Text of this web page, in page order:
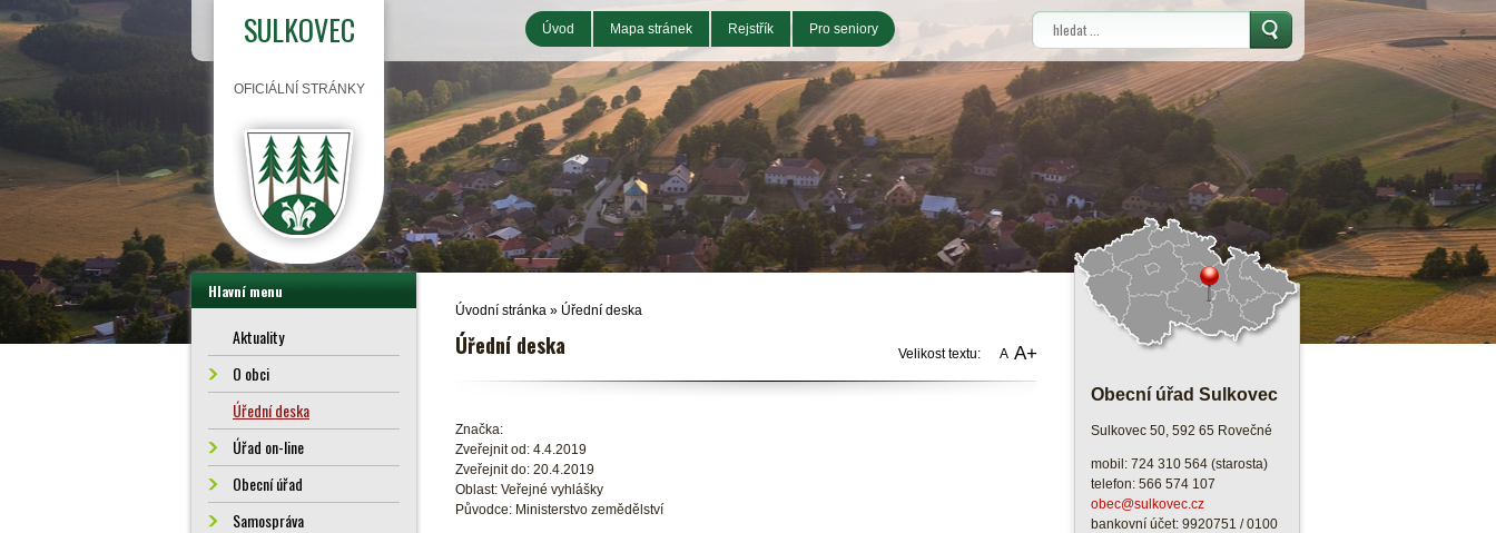
SULKOVEC
OFICIÁLNÍ STRÁNKY
Úvod Mapa stránek Rejstřík Pro seniory Vyhledávání
Úvodní stránka » Úřední deska
Velikost textu: A A+
Úřední deska
Značka:
Zveřejnit od: 4.4.2019
Zveřejnit do: 20.4.2019
Oblast: Veřejné vyhlášky
Původce: Ministerstvo zemědělství
Hlavní menu
Aktuality
O obci
Úřední deska
Úřad on-line
Obecní úřad
Samospráva
Obecní úřad Sulkovec
Sulkovec 50, 592 65 Rovečné
mobil: 724 310 564 (starosta)
telefon: 566 574 107
obec@sulkovec.cz
bankovní účet: 9920751 / 0100